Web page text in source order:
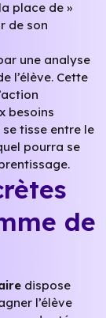
place de »
de son
une analyse
l’élève. Cette
besoins
tisse entre le
pourra se
de
dispose
l’élève